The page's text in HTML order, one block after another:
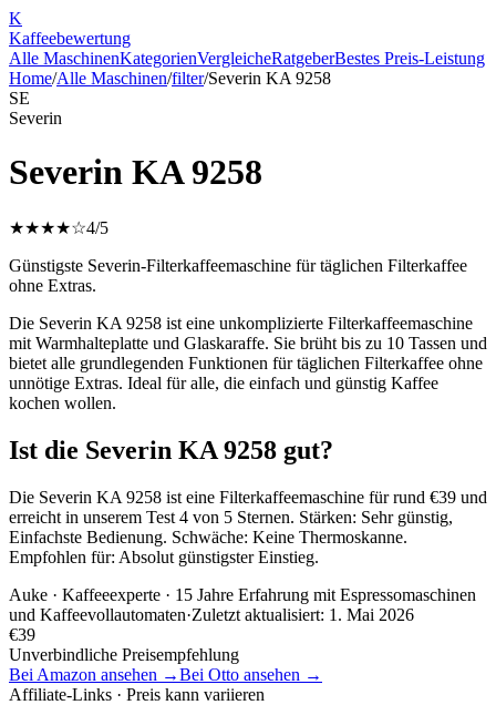
K
Kaffeebewertung
Alle MaschinenKategorienVergleicheRatgeberBestes Preis-Leistung
Home/Alle Maschinen/filter/Severin KA 9258
SE
Severin
Severin KA 9258
★★★★☆4/5
Günstigste Severin-Filterkaffeemaschine für täglichen Filterkaffee
ohne Extras.
Die Severin KA 9258 ist eine unkomplizierte Filterkaffeemaschine
mit Warmhalteplatte und Glaskaraffe. Sie brüht bis zu 10 Tassen und
bietet alle grundlegenden Funktionen für täglichen Filterkaffee ohne
unnötige Extras. Ideal für alle, die einfach und günstig Kaffee
kochen wollen.
Ist die Severin KA 9258 gut?
Die Severin KA 9258 ist eine Filterkaffeemaschine für rund €39 und
erreicht in unserem Test 4 von 5 Sternen. Stärken: Sehr günstig,
Einfachste Bedienung. Schwäche: Keine Thermoskanne.
Empfohlen für: Absolut günstigster Einstieg.
Auke · Kaffeeexperte · 15 Jahre Erfahrung mit Espressomaschinen
und Kaffeevollautomaten·Zuletzt aktualisiert: 1. Mai 2026
€39
Unverbindliche Preisempfehlung
Bei Amazon ansehen →Bei Otto ansehen →
Affiliate-Links · Preis kann variieren